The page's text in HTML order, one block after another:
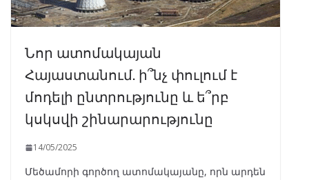
Նոր ատոմակայան
Հայաստանում. ի՞նչ փուլում է
մոդելի ընտրությունը և ե՞րբ
կսկսվի շինարարությունը
14/05/2025
Մեծամորի գործող ատոմակայանը, որն արդեն